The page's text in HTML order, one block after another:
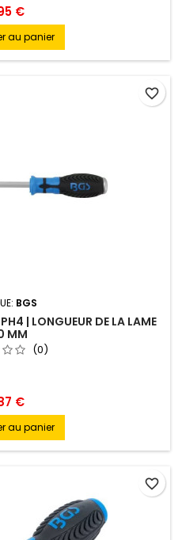
€
au panier
BGS
| LONGUEUR DE LA LAME
MM
(0)
€
au panier
favorite_border
favorite_border